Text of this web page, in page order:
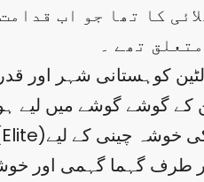
کا تھا جو اب
تھے ۔
کوہستانی شہر اور
کے گوشے گوشے میں لیے
طرف گہما گہمی اور